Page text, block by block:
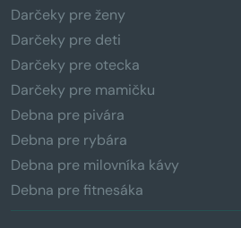
Darčeky pre ženy
Darčeky pre deti
Darčeky pre otecka
Darčeky pre mamičku
Debna pre pivára
Debna pre rybára
Debna pre milovníka kávy
Debna pre fitnesáka